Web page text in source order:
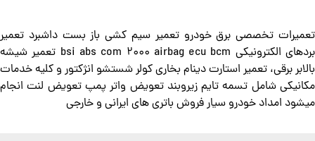
تعمیرات تخصصی برق خودرو تعمیر سیم کشی باز بست داشبرد تعمیر
بردهای الکترونیکی bsi abs com 2000 airbag ecu bcm تعمیر شیشه
بالابر برقی، تعمیر استارت دینام بخاری کولر شستشو انژکتور و کلیه خدمات
مکانیکی شامل تسمه تایم زیروبند تعویض واتر پمپ تعویض لنت انجام
میشود امداد خودرو سیار فروش باتری های ایرانی و خارجی